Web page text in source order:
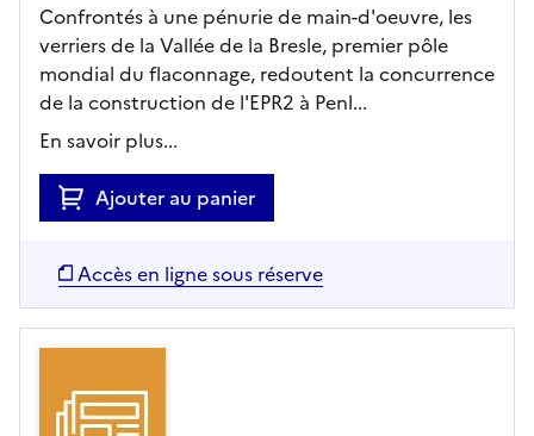
Confrontés à une pénurie de main-d'oeuvre, les
verriers de la Vallée de la Bresle, premier pôle
mondial du flaconnage, redoutent la concurrence
de la construction de l'EPR2 à Penl...
En savoir plus...
Ajouter au panier
Accès en ligne sous réserve